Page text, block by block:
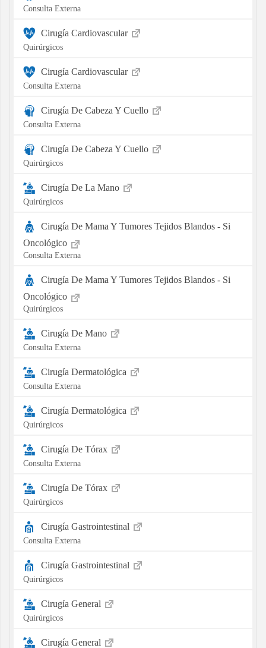
Consulta Externa
Cirugía Cardiovascular
Quirúrgicos
Cirugía Cardiovascular
Consulta Externa
Cirugía De Cabeza Y Cuello
Consulta Externa
Cirugía De Cabeza Y Cuello
Quirúrgicos
Cirugía De La Mano
Quirúrgicos
Cirugía De Mama Y Tumores Tejidos Blandos - Si
Oncológico
Consulta Externa
Cirugía De Mama Y Tumores Tejidos Blandos - Si
Oncológico
Quirúrgicos
Cirugía De Mano
Consulta Externa
Cirugía Dermatológica
Consulta Externa
Cirugía Dermatológica
Quirúrgicos
Cirugía De Tórax
Consulta Externa
Cirugía De Tórax
Quirúrgicos
Cirugía Gastrointestinal
Consulta Externa
Cirugía Gastrointestinal
Quirúrgicos
Cirugía General
Quirúrgicos
Cirugía General